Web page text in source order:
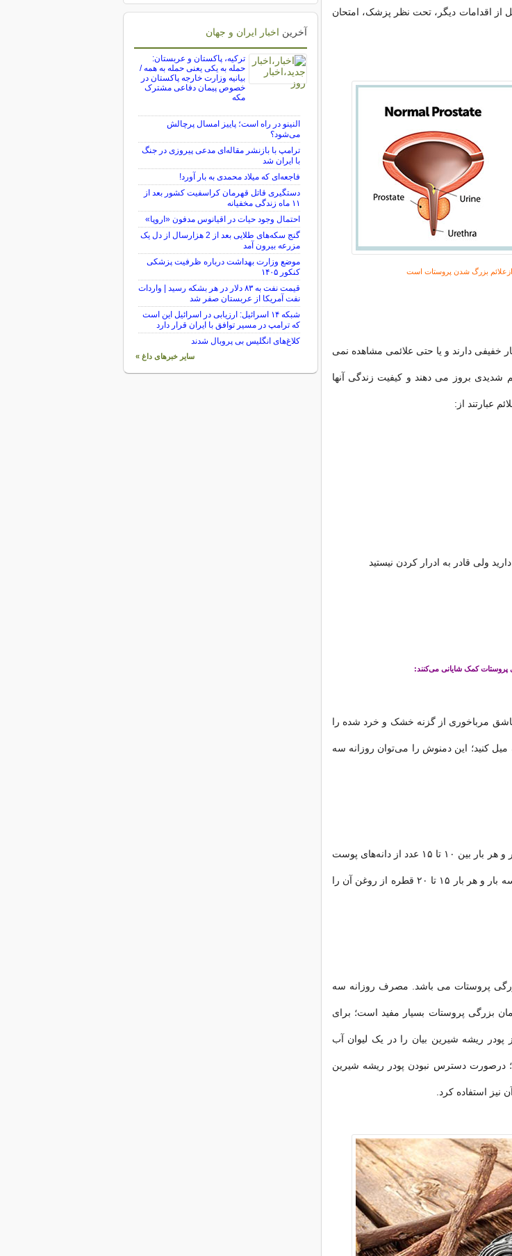
از اقدامات دیگر، تحت نظر پزشک، امتحان
ازعلائم بزرگ شدن پروستات است
خفیفی دارند و یا حتی علائمی مشاهده نمی
شدیدی بروز می دهند و کیفیت زندگی آنها
عبارتند از:
ولی قادر به ادرار کردن نیستید
پروستات کمک شایانی می‌کنند:
قاشق مرباخوری از گزنه خشک و خرد شده را
آب جوش دَم و پس از ۱۵ دقیقه میل کنید؛ این دمنوش را می‌توان روزانه سه
افراد دچار بزرگی پروستات باید روزانه سه بار و هر بار بین ۱۰ تا ۱۵ عدد از دانه‌های پوست
کنده کدوی تخمه کاغذی را مصرف یا روزانه سه بار و هر بار ۱۵ تا ۲۰ قطره از روغن آن را
پروستات می باشد. مصرف روزانه سه
بزرگی پروستات بسیار مفید است؛ برای
ریشه شیرین بیان را در یک لیوان آب
را میل کنند؛ درصورت دسترس نبودن پودر ریشه شیرین
استفاده کرد.
آخرین اخبار ایران و جهان
ترکیه، پاکستان و عربستان:
حمله به یکی یعنی حمله به همه /
بیانیه وزارت خارجه پاکستان در
خصوص پیمان دفاعی مشترک
مکه
النینو در راه است؛ پاییز امسال پرچالش
می‌شود؟
ترامپ با بازنشر مقاله‌ای مدعی پیروزی در جنگ
با ایران شد
فاجعه‌ای که میلاد محمدی به بار آورد!
دستگیری قاتل قهرمان کراسفیت کشور بعد از
۱۱ ماه زندگی مخفیانه
احتمال وجود حیات در اقیانوس مدفون «اروپا»
گنج سکه‌های طلایی بعد از 2 هزارسال از دل یک
مزرعه بیرون آمد
موضع وزارت بهداشت درباره ظرفیت پزشکی
کنکور ۱۴۰۵
قیمت نفت به ۸۳ دلار در هر بشکه رسید | واردات
نفت آمریکا از عربستان صفر شد
شبکه ۱۴ اسرائیل: ارزیابی در اسرائیل این است
که ترامپ در مسیر توافق با ایران قرار دارد
کلاغ‌های انگلیس بی پروبال شدند
سایر خبرهای داغ »